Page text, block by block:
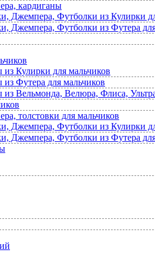
кардиганы
Джемпера, Футболки из Кулирки
Джемпера, Футболки из Футера
Кулирки для мальчиков
Футера для мальчиков
Вельмонда, Велюра, Флиса,
толстовки для мальчиков
Джемпера, Футболки из Кулирки
Джемпера, Футболки из Футера